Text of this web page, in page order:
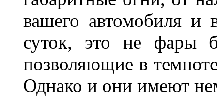
вашего автомобиля и
суток, это не фары
позволяющие в
Однако и они имеют